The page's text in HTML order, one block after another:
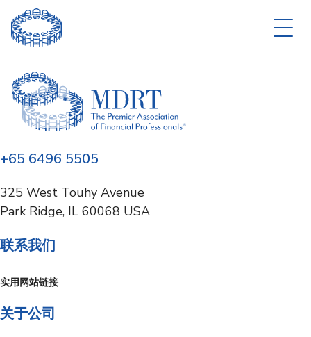
+65 6496 5505
325 West Touhy Avenue
Park Ridge, IL 60068 USA
联系我们
实用网站链接
关于公司